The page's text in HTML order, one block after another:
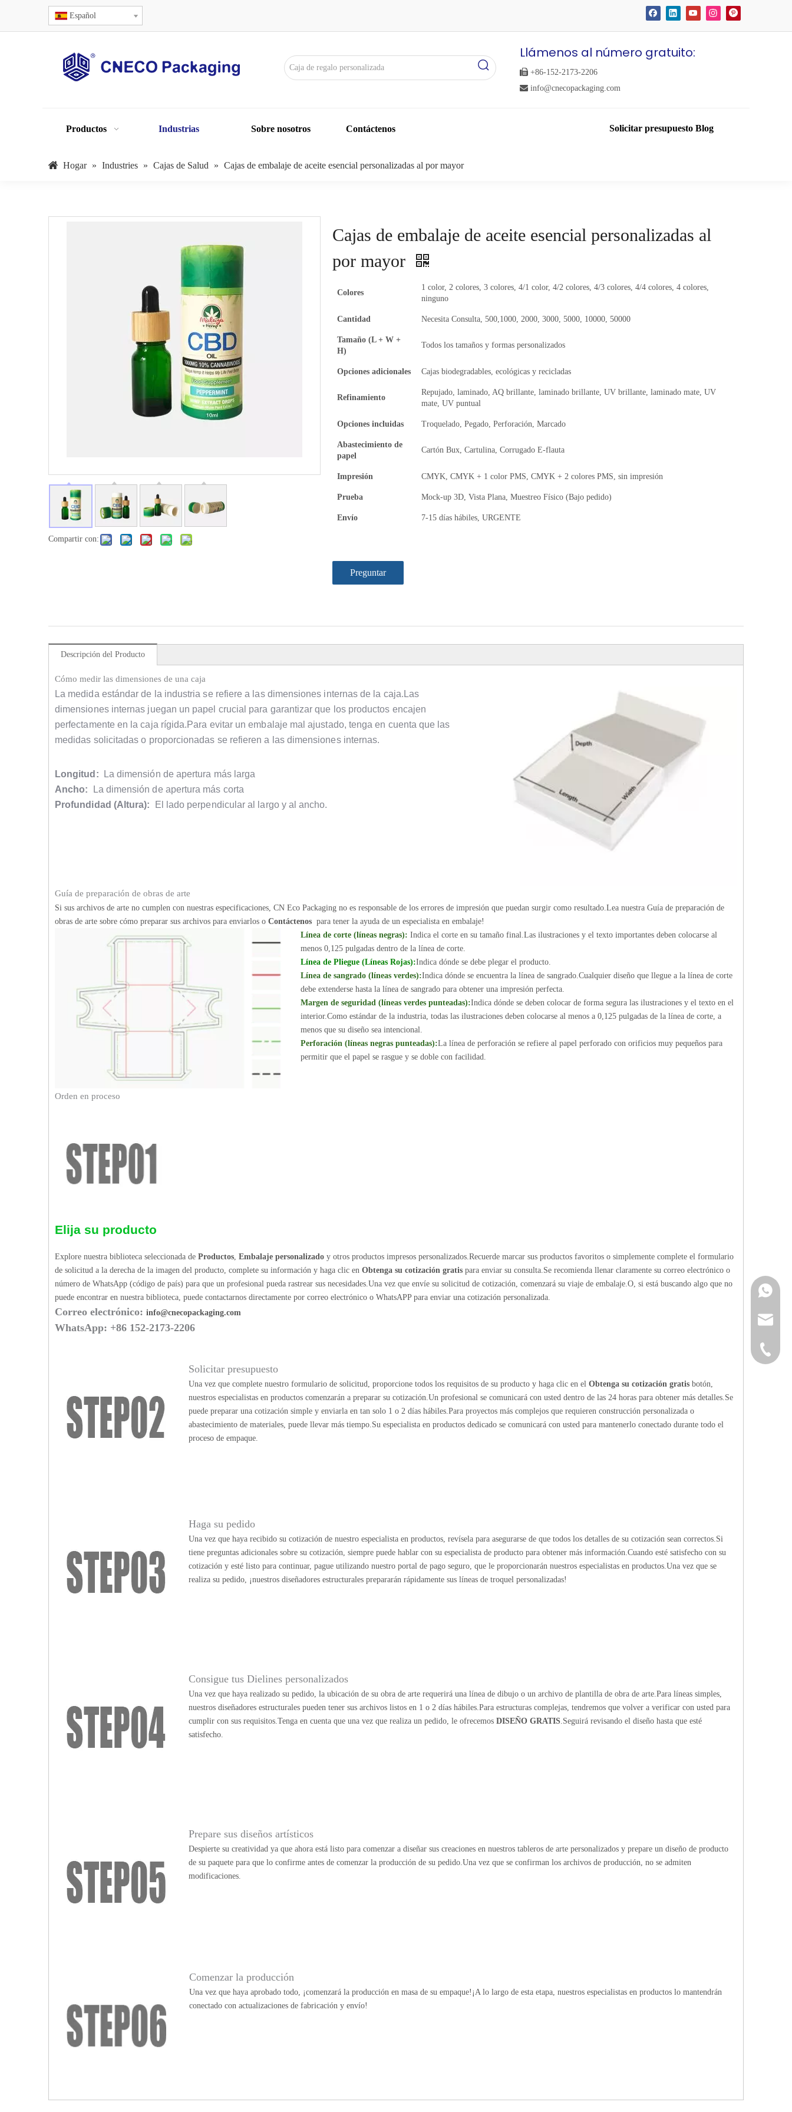
Español
Llámenos al número gratuito:
 +86-152-2173-2206
 info@cnecopackaging.com
Productos Industrias Sobre nosotros Contáctenos Solicitar presupuesto Blog
Hogar » Industries » Cajas de Salud » Cajas de embalaje de aceite esencial personalizadas al por mayor
Compartir con:
Cajas de embalaje de aceite esencial personalizadas al
por mayor
Colores
1 color, 2 colores, 3 colores, 4/1 color, 4/2 colores, 4/3 colores, 4/4 colores, 4 colores,
ninguno
Cantidad Necesita Consulta, 500,1000, 2000, 3000, 5000, 10000, 50000
Tamaño (L + W +
H)
Todos los tamaños y formas personalizados
Opciones adicionales Cajas biodegradables, ecológicas y recicladas
Refinamiento
Repujado, laminado, AQ brillante, laminado brillante, UV brillante, laminado mate, UV
mate, UV puntual
Opciones incluidas Troquelado, Pegado, Perforación, Marcado
Abastecimiento de
papel
Cartón Bux, Cartulina, Corrugado E-flauta
Impresión CMYK, CMYK + 1 color PMS, CMYK + 2 colores PMS, sin impresión
Prueba Mock-up 3D, Vista Plana, Muestreo Físico (Bajo pedido)
Envío 7-15 días hábiles, URGENTE
Preguntar
Descripción del Producto
Cómo medir las dimensiones de una caja
La medida estándar de la industria se refiere a las dimensiones internas de la caja.Las
dimensiones internas juegan un papel crucial para garantizar que los productos encajen
perfectamente en la caja rígida.Para evitar un embalaje mal ajustado, tenga en cuenta que las
medidas solicitadas o proporcionadas se refieren a las dimensiones internas.
Longitud: La dimensión de apertura más larga
Ancho:
La dimensión de apertura más corta
Profundidad (Altura): El lado perpendicular al largo y al ancho.
Guía de preparación de obras de arte
Si sus archivos de arte no cumplen con nuestras especificaciones, CN Eco Packaging no es responsable de los errores de impresión que puedan surgir como resultado.Lea nuestra Guía de preparación de
obras de arte sobre cómo preparar sus archivos para enviarlos o Contáctenos para tener la ayuda de un especialista en embalaje!
Línea de corte (líneas negras): Indica el corte en su tamaño final.Las ilustraciones y el texto importantes deben colocarse al
menos 0,125 pulgadas dentro de la línea de corte.
Línea de Pliegue (Líneas Rojas):Indica dónde se debe plegar el producto.
Línea de sangrado (líneas verdes):Indica dónde se encuentra la línea de sangrado.Cualquier diseño que llegue a la línea de corte
debe extenderse hasta la línea de sangrado para obtener una impresión perfecta.
Margen de seguridad (líneas verdes punteadas):Indica dónde se deben colocar de forma segura las ilustraciones y el texto en el
interior.Como estándar de la industria, todas las ilustraciones deben colocarse al menos a 0,125 pulgadas de la línea de corte, a
menos que su diseño sea intencional.
Perforación (líneas negras punteadas):La línea de perforación se refiere al papel perforado con orificios muy pequeños para
permitir que el papel se rasgue y se doble con facilidad.
Orden en proceso
Elija su producto
Explore nuestra biblioteca seleccionada de Productos Embalaje personalizado y otros productos impresos personalizados.Recuerde marcar sus productos favoritos o simplemente complete el formulario
de solicitud a la derecha de la imagen del producto, complete su información y haga clic en Obtenga su cotización gratis para enviar su consulta.Se recomienda llenar claramente su correo electrónico o
número de WhatsApp (código de país) para que un profesional pueda rastrear sus necesidades.Una vez que envíe su solicitud de cotización, comenzará su viaje de embalaje.O, si está buscando algo que no
puede encontrar en nuestra biblioteca, puede contactarnos directamente por correo electrónico o WhatsAPP para enviar una cotización personalizada.
Correo electrónico: info@cnecopackaging.com
WhatsApp: +86 152-2173-2206
Solicitar presupuesto
Una vez que complete nuestro formulario de solicitud, proporcione todos los requisitos de su producto y haga clic en elObtenga su cotización gratis botón,
nuestros especialistas en productos comenzarán a preparar su cotización.Un profesional se comunicará con usted dentro de las 24 horas para obtener más detalles.Se
puede preparar una cotización simple y enviarla en tan solo 1 o 2 días hábiles.Para proyectos más complejos que requieren construcción personalizada o
abastecimiento de materiales, puede llevar más tiempo.Su especialista en productos dedicado se comunicará con usted para mantenerlo conectado durante todo el
proceso de empaque.
Haga su pedido
Una vez que haya recibido su cotización de nuestro especialista en productos, revísela para asegurarse de que todos los detalles de su cotización sean correctos.Si
tiene preguntas adicionales sobre su cotización, siempre puede hablar con su especialista de producto para obtener más información.Cuando esté satisfecho con su
cotización y esté listo para continuar, pague utilizando nuestro portal de pago seguro, que le proporcionarán nuestros especialistas en productos.Una vez que se
realiza su pedido, ¡nuestros diseñadores estructurales prepararán rápidamente sus líneas de troquel personalizadas!
Consigue tus Dielines personalizados
Una vez que haya realizado su pedido, la ubicación de su obra de arte requerirá una línea de dibujo o un archivo de plantilla de obra de arte.Para líneas simples,
nuestros diseñadores estructurales pueden tener sus archivos listos en 1 o 2 días hábiles.Para estructuras complejas, tendremos que volver a verificar con usted para
cumplir con sus requisitos.Tenga en cuenta que una vez que realiza un pedido, le ofrecemosDISEÑO GRATIS .Seguirá revisando el diseño hasta que esté
satisfecho.
Prepare sus diseños artísticos
Despierte su creatividad ya que ahora está listo para comenzar a diseñar sus creaciones en nuestros tableros de arte personalizados y prepare un diseño de producto
de su paquete para que lo confirme antes de comenzar la producción de su pedido.Una vez que se confirman los archivos de producción, no se admiten
modificaciones.
Comenzar la producción
Una vez que haya aprobado todo, ¡comenzará la producción en masa de su empaque!¡A lo largo de esta etapa, nuestros especialistas en productos lo mantendrán
conectado con actualizaciones de fabricación y envío!
+86-